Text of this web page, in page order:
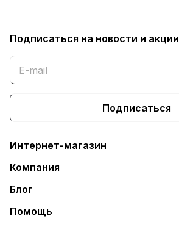
Подписаться на новости и акции
Подписаться
Интернет-магазин
Компания
Блог
Помощь